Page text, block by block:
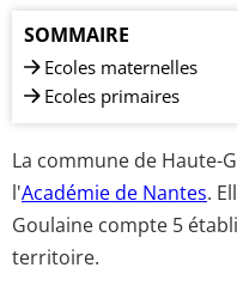
SOMMAIRE
Ecoles maternelles
Ecoles primaires
La commune de Haute-
l'Académie de Nantes.
Goulaine compte 5
territoire.